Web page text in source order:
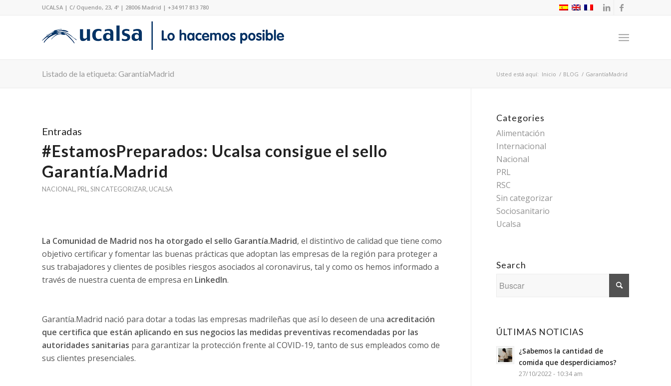
UCALSA | C/ Oquendo, 23, 4º | 28006 Madrid | +34 917 813 780
Listado de la etiqueta: GarantíaMadrid Usted está aquí: Inicio / BLOG / GarantíaMadrid
Entradas
#EstamosPreparados: Ucalsa consigue el sello
Garantía.Madrid
NACIONAL , PRL ,SIN CATEGORIZAR, UCALSA
La Comunidad de Madrid nos ha otorgado el sello Garantía.Madrid, el distintivo de calidad que tiene como
objetivo certificar y fomentar las buenas prácticas que adoptan las empresas de la región para proteger a
sus trabajadores y clientes de posibles riesgos asociados al coronavirus, tal y como os hemos informado a
través de nuestra cuenta de empresa en LinkedIn.
Garantía.Madrid nació para dotar a todas las empresas madrileñas que así lo deseen de una acreditación
que certifica que están aplicando en sus negocios las medidas preventivas recomendadas por las
autoridades sanitarias para garantizar la protección frente al COVID-19, tanto de sus empleados como de
sus clientes presenciales.
Categories
Alimentación
Internacional
Nacional
PRL
RSC
Sin categorizar
Sociosanitario
Ucalsa
Search
ÚLTIMAS NOTICIAS
¿Sabemos la cantidad de
comida que desperdiciamos?
27/10/2022 - 10:34 am